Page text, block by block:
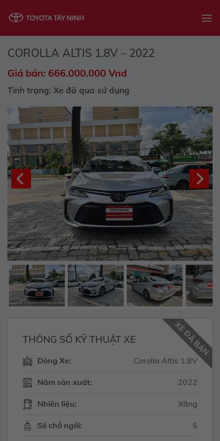
COROLLA ALTIS 1.8V – 2022
Giá bán: 666.000.000 Vnd
Tình trạng: Xe đã qua sử dụng
THÔNG SỐ KỸ THUẬT XE
Dòng Xe: Corolla Altis 1.8V
Năm sản xuất: 2022
Nhiên liệu: Xăng
Số chỗ ngồi: 5
XE ĐÃ BÁN